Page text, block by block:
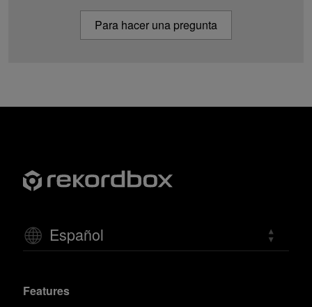
Para hacer una pregunta
Español
Features